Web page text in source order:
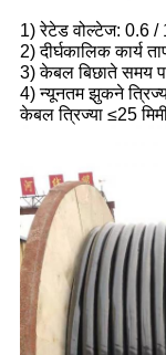
1) रेटेड वोल्टेज: 0.6 /
2) दीर्घकालिक कार्य
3) केबल बिछाते समय
4) न्यूनतम झुकने
केबल त्रिज्या ≤25